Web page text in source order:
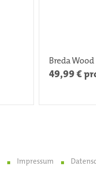
Breda
49,99 €
Impressum